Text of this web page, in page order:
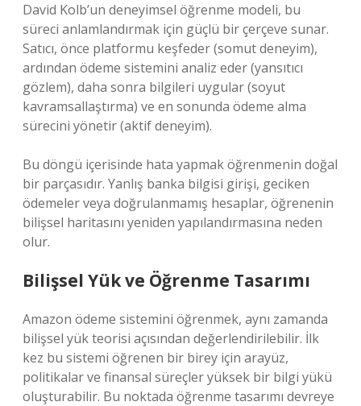
David Kolb’un deneyimsel öğrenme modeli, bu
süreci anlamlandırmak için güçlü bir çerçeve sunar.
Satıcı, önce platformu keşfeder (somut deneyim),
ardından ödeme sistemini analiz eder (yansıtıcı
gözlem), daha sonra bilgileri uygular (soyut
kavramsallaştırma) ve en sonunda ödeme alma
sürecini yönetir (aktif deneyim).
Bu döngü içerisinde hata yapmak öğrenmenin doğal
bir parçasıdır. Yanlış banka bilgisi girişi, geciken
ödemeler veya doğrulanmamış hesaplar, öğrenenin
bilişsel haritasını yeniden yapılandırmasına neden
olur.
Bilişsel Yük ve Öğrenme Tasarımı
Amazon ödeme sistemini öğrenmek, aynı zamanda
bilişsel yük teorisi açısından değerlendirilebilir. İlk
kez bu sistemi öğrenen bir birey için arayüz,
politikalar ve finansal süreçler yüksek bir bilgi yükü
oluşturabilir. Bu noktada öğrenme tasarımı devreye